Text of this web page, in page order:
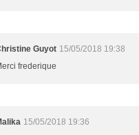
Guyot 15/05/2018 19:38
frederique
15/05/2018 19:36